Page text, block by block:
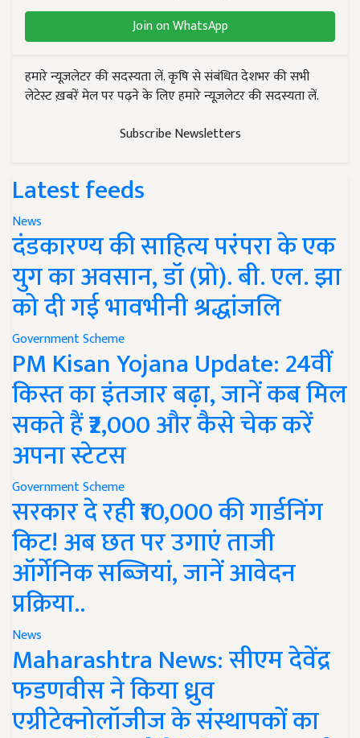
Join on WhatsApp
हमारे न्यूज़लेटर की सदस्यता लें. कृषि से संबंधित देशभर की सभी
लेटेस्ट ख़बरें मेल पर पढ़ने के लिए हमारे न्यूज़लेटर की सदस्यता लें.
Subscribe Newsletters
Latest feeds
News
दंडकारण्य की साहित्य परंपरा के एक
युग का अवसान, डॉ (प्रो). बी. एल. झा
को दी गई भावभीनी श्रद्धांजलि
Government Scheme
PM Kisan Yojana Update: 24वीं
किस्त का इंतजार बढ़ा, जानें कब मिल
सकते हैं ₹2,000 और कैसे चेक करें
अपना स्टेटस
Government Scheme
सरकार दे रही ₹10,000 की गार्डनिंग
किट! अब छत पर उगाएं ताजी
ऑर्गेनिक सब्जियां, जानें आवेदन
प्रक्रिया..
News
Maharashtra News: सीएम देवेंद्र
फडणवीस ने किया ध्रुव
एग्रीटेक्नोलॉजीज के संस्थापकों का